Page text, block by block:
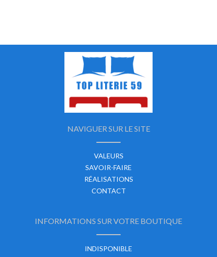
NAVIGUER SUR LE SITE
VALEURS
SAVOIR-FAIRE
RÉALISATIONS
CONTACT
INFORMATIONS SUR VOTRE BOUTIQUE
INDISPONIBLE